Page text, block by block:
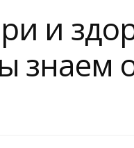
и
знаем